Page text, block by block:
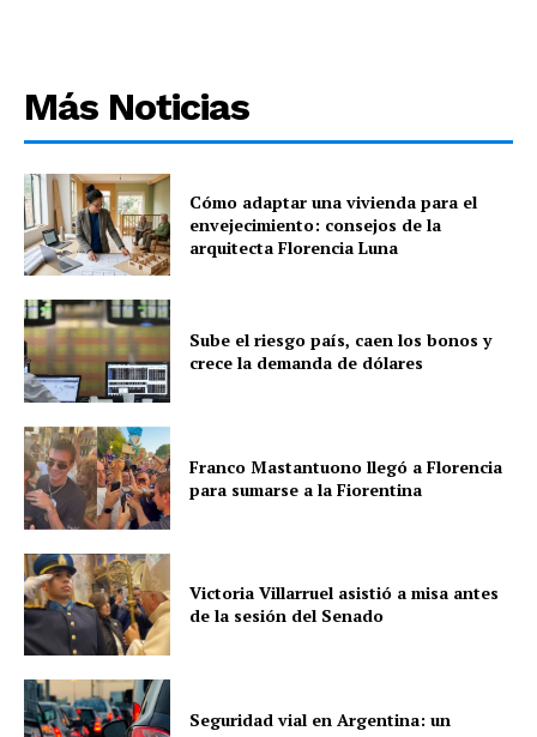
Más Noticias
Cómo adaptar una vivienda para el
envejecimiento: consejos de la
arquitecta Florencia Luna
Sube el riesgo país, caen los bonos y
crece la demanda de dólares
Franco Mastantuono llegó a Florencia
para sumarse a la Fiorentina
Victoria Villarruel asistió a misa antes
de la sesión del Senado
Seguridad vial en Argentina: un